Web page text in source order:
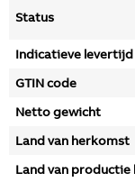
Status
Indicatieve levertijd
GTIN code
Netto gewicht
Land van herkomst
Land van